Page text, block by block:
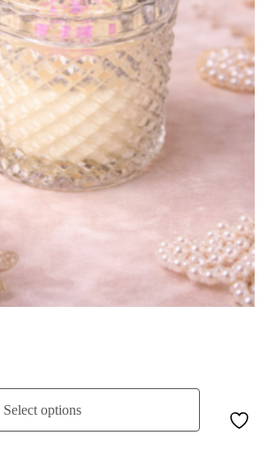
Select options